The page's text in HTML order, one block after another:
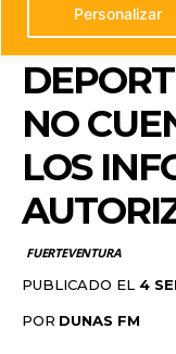
Personalizar
SOCIAL
NO
LOS
FUERTEVENTURA
PUBLICADO EL 4
POR DUNAS FM